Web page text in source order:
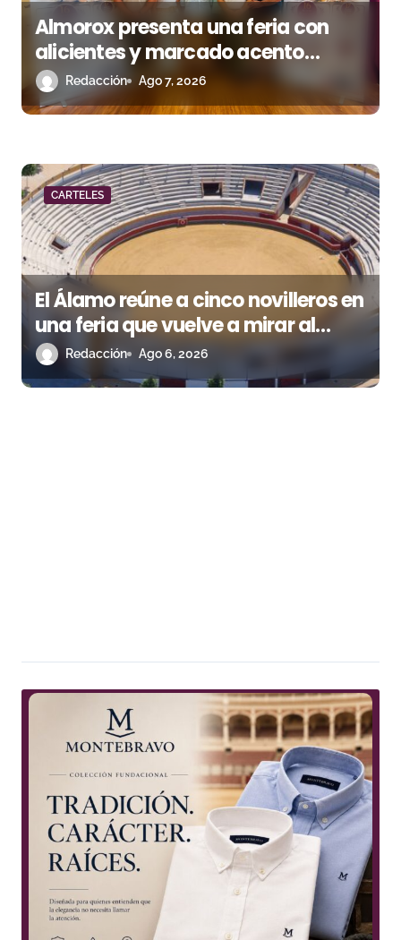
Almorox presenta una feria con
alicientes y marcado acento
toristaRedacción Ago 7, 2026
CARTELES
El Álamo reúne a cinco novilleros en
una feria que vuelve a mirar al
futuroRedacción Ago 6, 2026